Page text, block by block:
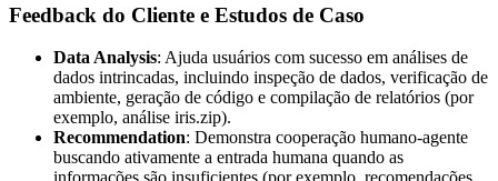
Feedback do Cliente e Estudos de Caso
Data Analysis: Ajuda usuários com sucesso em análises de
dados intrincadas, incluindo inspeção de dados, verificação de
ambiente, geração de código e compilação de relatórios (por
exemplo, análise iris.zip).
Recommendation: Demonstra cooperação humano-agente
buscando ativamente a entrada humana quando as